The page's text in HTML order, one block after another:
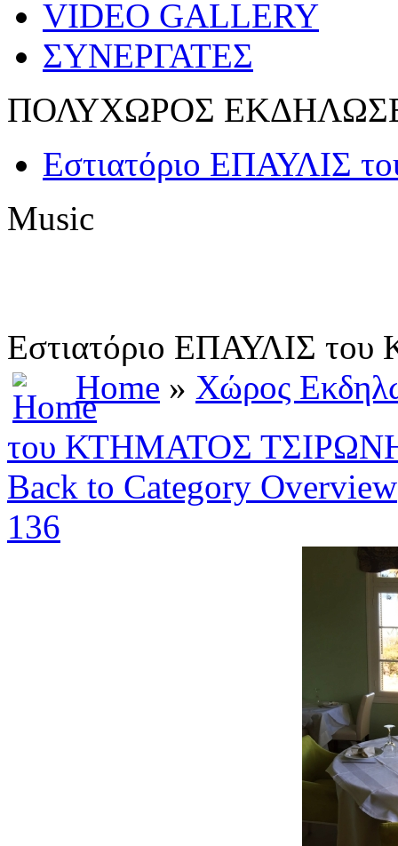
VIDEO GALLERY
ΣΥΝΕΡΓΑΤΕΣ
ΠΟΛΥΧΩΡΟΣ
Εστιατόριο
Music
Εστιατόριο ΕΠΑΥΛΙΣ
Home » Χώρος
του ΚΤΗΜΑΤΟΣ
Back to Category Overview
136